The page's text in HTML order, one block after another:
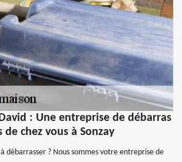
: Une entreprise de débarras
chez vous à Sonzay
débarrasser ? Nous sommes votre entreprise de